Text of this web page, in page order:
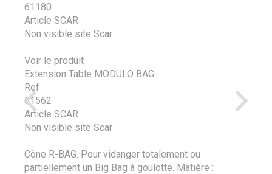
61180
Article SCAR
Non visible site Scar
Voir le produit
Extension Table MODULO BAG
Ref
61562
Article SCAR
Non visible site Scar
Cône R-BAG. Pour vidanger totalement ou
partiellement un Big Bag à goulotte. Matière :